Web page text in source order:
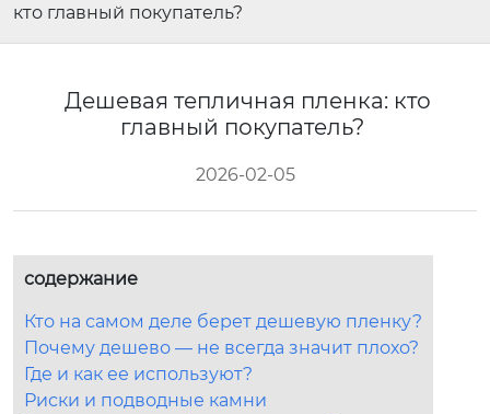
кто главный покупатель?
Дешевая тепличная пленка: кто
главный покупатель?
2026-02-05
содержание
Кто на самом деле берет дешевую пленку?
Почему дешево — не всегда значит плохо?
Где и как ее используют?
Риски и подводные камни